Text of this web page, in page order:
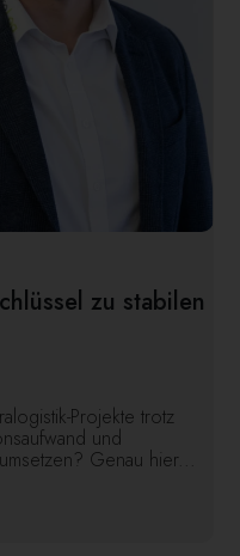
zu stabilen
Projekte trotz
und
Genau hier...